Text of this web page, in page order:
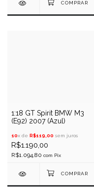
1:18 GT Spirit BMW M3
(E92) 2007 (Azul)
10x de R$119,00 sem juros
R$1.190,00
R$1.094,80 com Pix